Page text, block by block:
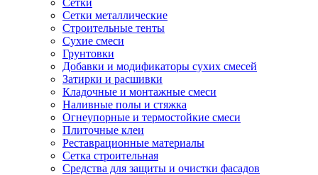
Сетки металлические
Строительные тенты
Сухие смеси
Грунтовки
Добавки и модификаторы сухих смесей
Затирки и расшивки
Кладочные и монтажные смеси
Наливные полы и стяжка
Огнеупорные и термостойкие смеси
Плиточные клеи
Реставрационные материалы
Сетка строительная
Средства для защиты и очистки фасадов